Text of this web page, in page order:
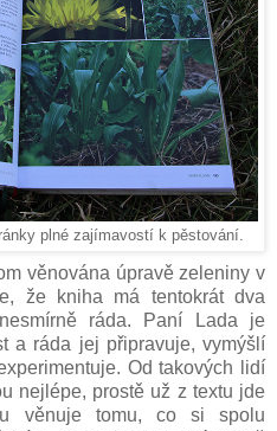
plné zajímavostí k pěstování.
věnována úpravě zeleniny v
že kniha má tentokrát dva
ráda. Paní Lada je
a ráda jej připravuje, vymýšlí
Od takových lidí
nejlépe, prostě už z textu jde
věnuje tomu, co si spolu